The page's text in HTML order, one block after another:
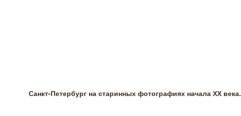
Санкт-Петербург на старинных фотографиях начала ХХ века.